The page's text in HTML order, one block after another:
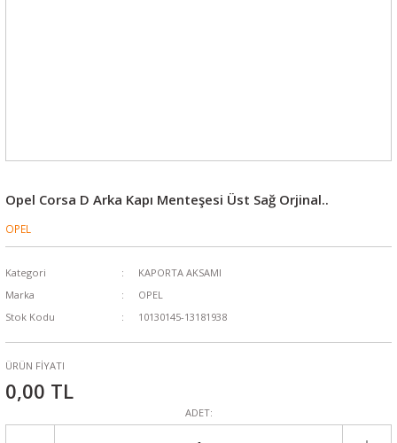
Opel Corsa D Arka Kapı Menteşesi Üst Sağ Orjinal..
OPEL
Kategori
KAPORTA AKSAMI
Marka
OPEL
Stok Kodu
10130145-13181938
ÜRÜN FİYATI
0,00 TL
ADET: